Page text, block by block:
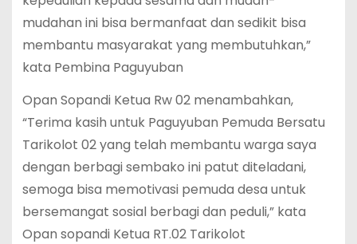
mudahan ini bisa bermanfaat dan sedikit bisa
membantu masyarakat yang membutuhkan,”
kata Pembina Paguyuban
Opan Sopandi Ketua Rw 02 menambahkan,
“Terima kasih untuk Paguyuban Pemuda Bersatu
Tarikolot 02 yang telah membantu warga saya
dengan berbagi sembako ini patut diteladani,
semoga bisa memotivasi pemuda desa untuk
bersemangat sosial berbagi dan peduli,” kata
Opan sopandi Ketua RT.02 Tarikolot